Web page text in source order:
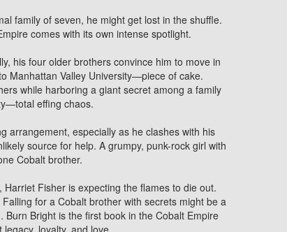
family of seven, he might get lost in the shuffle.
comes with its own intense spotlight.
his four older brothers convince him to move in
Manhattan Valley University—piece of cake.
while harboring a giant secret among a family
effing chaos.
arrangement, especially as he clashes with his
source for help. A grumpy, punk-rock girl with
Cobalt brother.
Fisher is expecting the flames to die out.
for a Cobalt brother with secrets might be a
Bright is the first book in the Cobalt Empire